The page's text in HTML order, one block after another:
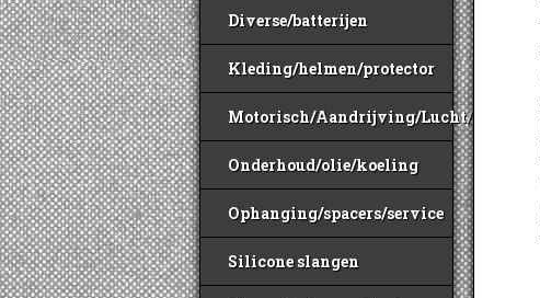
Diverse/batterijen
Kleding/helmen/protector
Motorisch/Aandrijving/Lucht/Benzine
Onderhoud/olie/koeling
Ophanging/spacers/service
Silicone slangen